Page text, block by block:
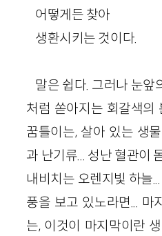
어떻게든 찾아
생환시키는 것이다.
말은 쉽다. 그러나 눈앞
처럼 쏟아지는 회갈색의
꿈틀이는, 살아 있는 생
과 난기류... 성난 혈관이
내비치는 오렌지빛 하늘
풍을 보고 있노라면... 마
는, 이것이 마지막이란